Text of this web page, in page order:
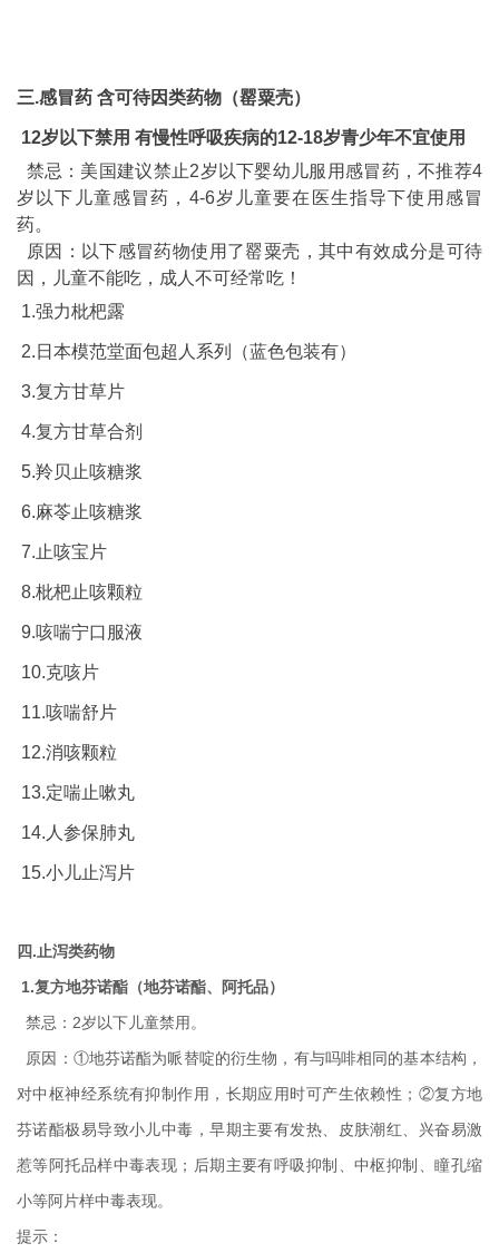
三.感冒药 含可待因类药物（罂粟壳）
12岁以下禁用 有慢性呼吸疾病的12-18岁青少年不宜使用
禁忌：美国建议禁止2岁以下婴幼儿服用感冒药，不推荐4
岁以下儿童感冒药，4-6岁儿童要在医生指导下使用感冒
药。
原因：以下感冒药物使用了罂粟壳，其中有效成分是可待
因，儿童不能吃，成人不可经常吃！
1.强力枇杷露
2.日本模范堂面包超人系列（蓝色包装有）
3.复方甘草片
4.复方甘草合剂
5.羚贝止咳糖浆
6.麻苓止咳糖浆
7.止咳宝片
8.枇杷止咳颗粒
9.咳喘宁口服液
10.克咳片
11.咳喘舒片
12.消咳颗粒
13.定喘止嗽丸
14.人参保肺丸
15.小儿止泻片
四.止泻类药物
1.复方地芬诺酯（地芬诺酯、阿托品）
禁忌：2岁以下儿童禁用。
原因：①地芬诺酯为哌替啶的衍生物，有与吗啡相同的基本结构，
对中枢神经系统有抑制作用，长期应用时可产生依赖性；②复方地
芬诺酯极易导致小儿中毒，早期主要有发热、皮肤潮红、兴奋易激
惹等阿托品样中毒表现；后期主要有呼吸抑制、中枢抑制、瞳孔缩
小等阿片样中毒表现。
提示：